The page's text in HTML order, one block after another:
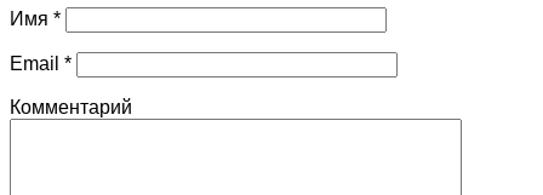
Имя *
Email *
Комментарий